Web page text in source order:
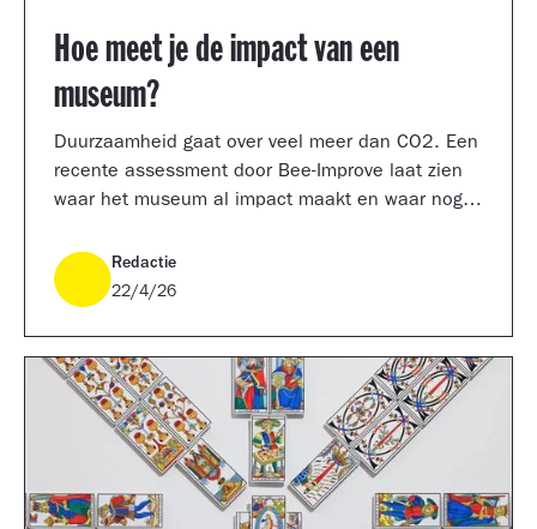
Hoe meet je de impact van een
museum?
Duurzaamheid gaat over veel meer dan CO2. Een
recente assessment door Bee-Improve laat zien
waar het museum al impact maakt en waar nog
Redactie
22/4/26